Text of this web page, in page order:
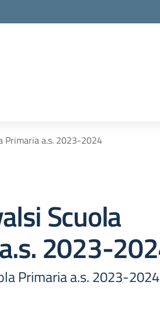
Primaria a.s. 2023-2024
Scuola
2023-
Primaria a.s. 2023-2024